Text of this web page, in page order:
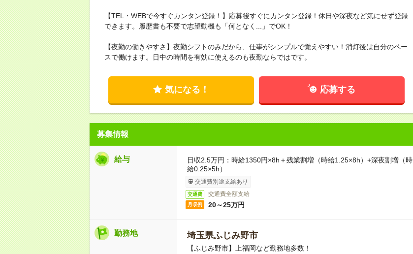
【TEL・WEBで今すぐカンタン登録！】応募後すぐにカンタン登録！休日や深夜など気にせず登録
できます。履歴書も不要で志望動機も「何となく...」でOK！
【夜勤の働きやすさ】夜勤シフトのみだから、仕事がシンプルで覚えやすい！消灯後は自分のペー
スで働けます。日中の時間を有効に使えるのも夜勤ならではです。
気になる！ 応募する
募集情報
給与
日収2.5万円：時給1350円×8h＋残業割増（時給1.25×8h）+深夜割増（時
給0.25×5h）
交通費別途支給あり
交通費 交通費全額支給
月収例 20～25万円
勤務地 埼玉県ふじみ野市
【ふじみ野市】上福岡など勤務地多数！